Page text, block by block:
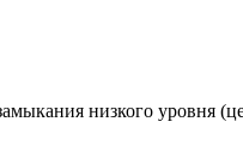
низкого уровня